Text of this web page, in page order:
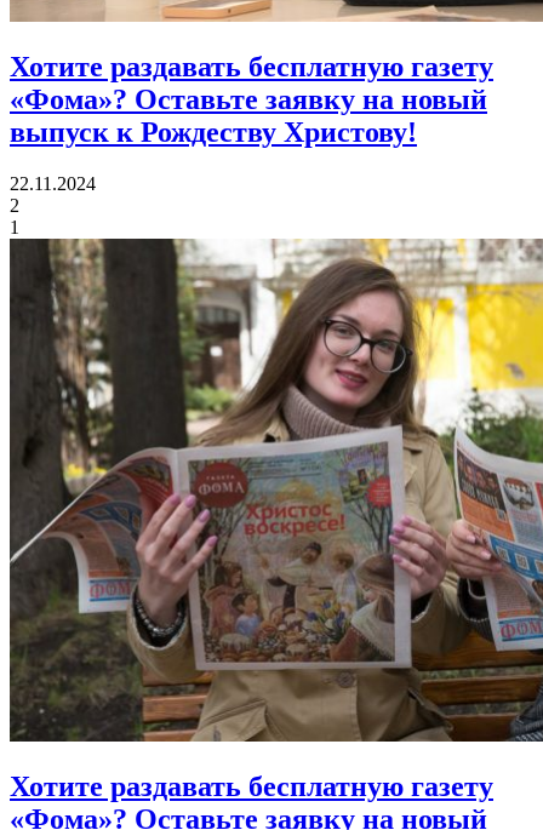
Хотите раздавать бесплатную газету
«Фома»? Оставьте заявку на новый
выпуск к Рождеству Христову!
22.11.2024
2
1
Хотите раздавать бесплатную газету
«Фома»? Оставьте заявку на новый